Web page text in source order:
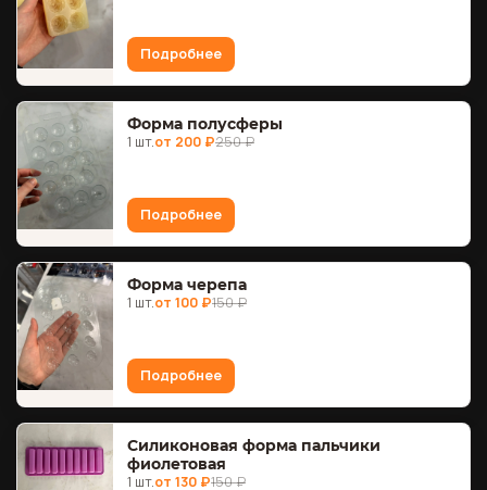
Подробнее
Форма полусферы
1 шт.от 200 ₽250 ₽
Подробнее
Форма черепа
1 шт.от 100 ₽150 ₽
Подробнее
Силиконовая форма пальчики
фиолетовая
1 шт.от 130 ₽150 ₽